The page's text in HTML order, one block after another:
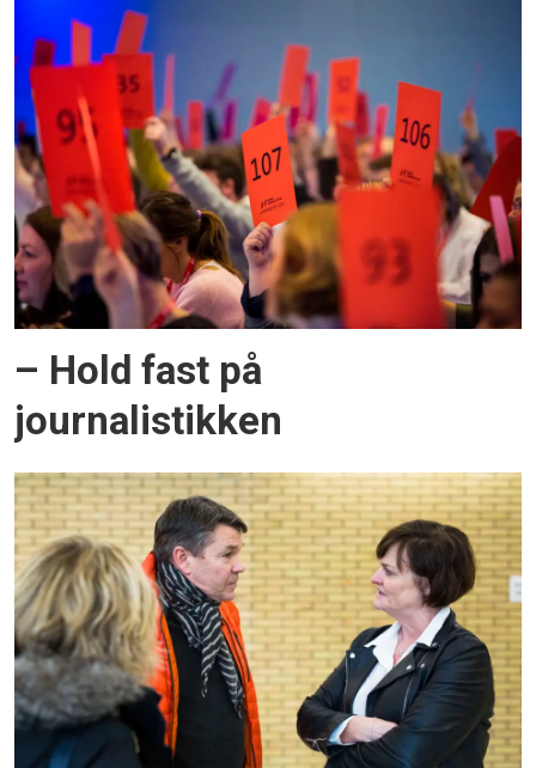
– Hold fast på
journalistikken